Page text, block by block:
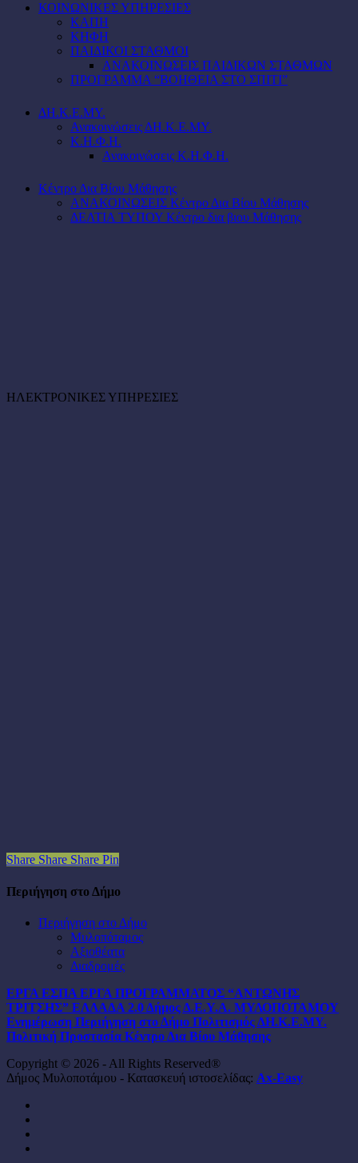
ΚΟΙΝΩΝΙΚΕΣ ΥΠΗΡΕΣΙΕΣ
ΚΑΠΗ
ΚΗΦΗ
ΠΑΙΔΙΚΟΙ ΣΤΑΘΜΟΙ
ΑΝΑΚΟΙΝΩΣΕΙΣ ΠΑΙΔΙΚΩΝ ΣΤΑΘΜΩΝ
ΠΡΟΓΡΑΜΜΑ “ΒΟΗΘΕΙΑ ΣΤΟ ΣΠΙΤΙ”
ΔΗ.Κ.Ε.ΜΥ.
Ανακοινώσεις ΔΗ.Κ.Ε.ΜΥ.
Κ.Η.Φ.Η.
Ανακοινώσεις Κ.Η.Φ.Η.
Κέντρο Δια Βίου Μάθησης
ΑΝΑΚΟΙΝΩΣΕΙΣ Κέντρο Δια Βίου Μάθησης
ΔΕΛΤΙΑ ΤΥΠΟΥ Κέντρο δια βιου Μάθησης
ΗΛΕΚΤΡΟΝΙΚΕΣ ΥΠΗΡΕΣΙΕΣ
Share Share Share Pin
Περιήγηση στο Δήμο
Περιήγηση στο Δήμο
Μυλοπόταμος
Αξιοθέατα
Διαδρομές
ΕΡΓΑ ΕΣΠΑ ΕΡΓΑ ΠΡΟΓΡΑΜΜΑΤΟΣ “ΑΝΤΩΝΗΣ
ΤΡΙΤΣΗΣ” ΕΛΛΑΔΑ 2.0ΔήμοςΔ.Ε.Υ.Α. ΜΥΛΟΠΟΤΑΜΟΥ
Ενημέρωση Περιήγηση στο Δήμο ΠολιτισμόςΔΗ.Κ.Ε.ΜΥ.
Πολιτική Προστασία Κέντρο Δια Βίου Μάθησης
Copyright © 2026 - All Rights Reserved®
Δήμος Μυλοποτάμου - Κατασκευή ιστοσελίδας: Ax-Easy